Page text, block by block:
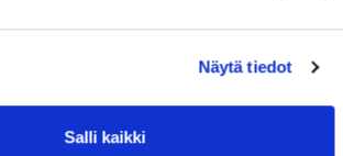
Näytä tiedot
Salli kaikki